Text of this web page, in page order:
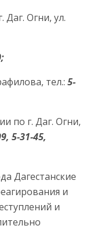
Огни, ул.
тел.: 5-
по г. Даг. Огни,
5-31-45,
Дагестанские
и
и